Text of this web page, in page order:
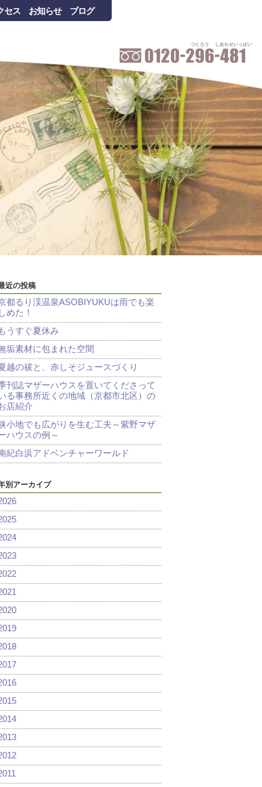
セス お知らせ ブログ
近の投稿
都るり渓温泉ASOBIYUKUは雨でも楽
めた！
うすぐ夏休み
垢素材に包まれた空間
越の祓と、赤しそジュースづくり
刊誌マザーハウスを置いてくださって
る事務所近くの地域（京都市北区）の
店紹介
小地でも広がりを生む工夫～紫野マザ
ハウスの例～
紀白浜アドベンチャーワールド
別アーカイブ